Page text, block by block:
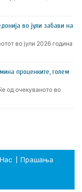
во јули забави на
во јули 2026 година
проценките, голем
од очекуваното во
Прашања